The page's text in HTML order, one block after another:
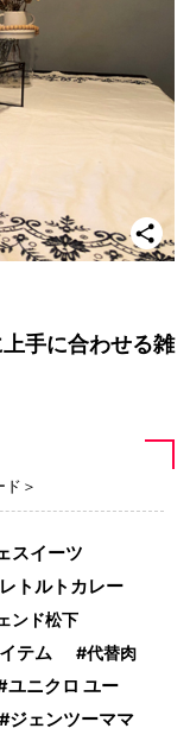
手に合わせる雑
＞
スイーツ
レトルトカレー
ンド松下
テム
代替肉
ユニクロ ユー
ジェンツーママ